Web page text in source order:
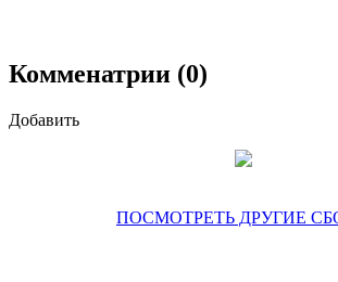
Комменатрии (0)
Добавить
ПОСМОТРЕТЬ ДРУГИЕ